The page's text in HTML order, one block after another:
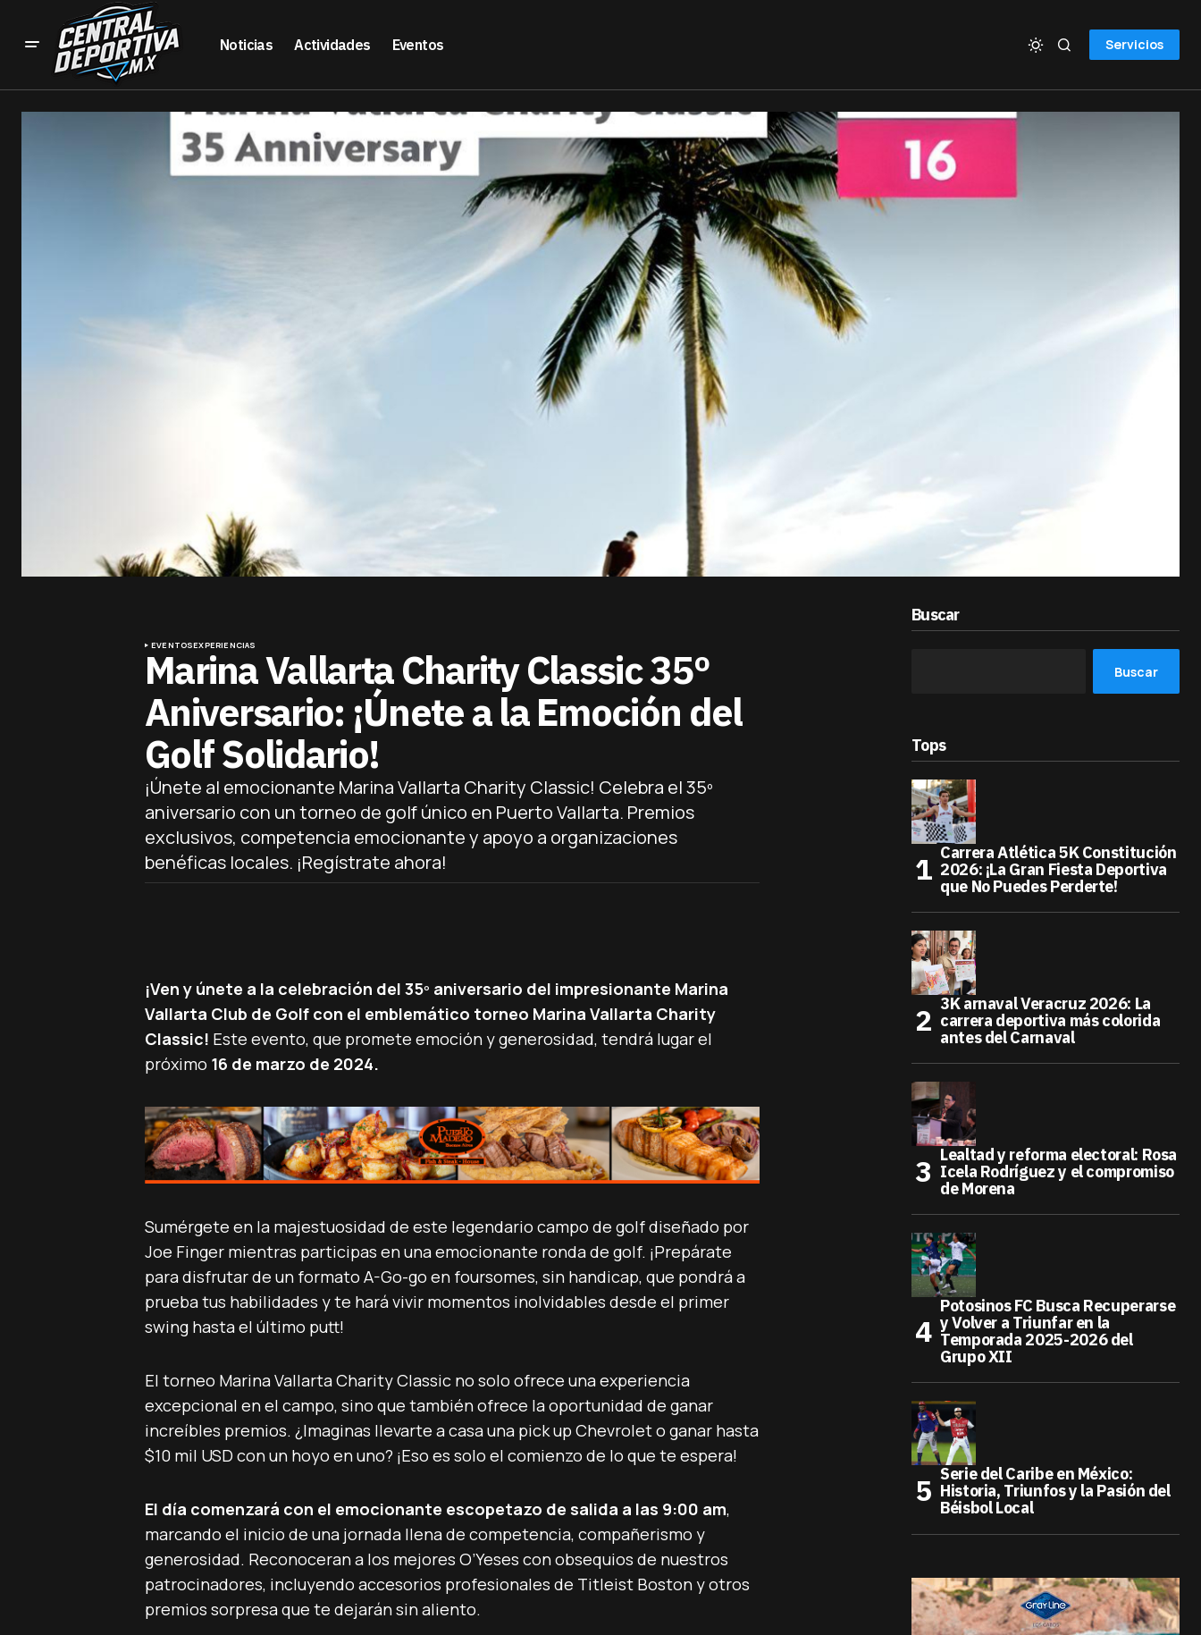
Noticias Actividades Eventos Servicios
EVENTOSEXPERIENCIAS
Marina Vallarta Charity Classic 35º
Aniversario: ¡Únete a la Emoción del
Golf Solidario!
¡Únete al emocionante Marina Vallarta Charity Classic! Celebra el 35º
aniversario con un torneo de golf único en Puerto Vallarta. Premios
exclusivos, competencia emocionante y apoyo a organizaciones
benéficas locales. ¡Regístrate ahora!
¡Ven y únete a la celebración del 35º aniversario del impresionante Marina
Vallarta Club de Golf con el emblemático torneo Marina Vallarta Charity
Classic! Este evento, que promete emoción y generosidad, tendrá lugar el
próximo 16 de marzo de 2024.
Sumérgete en la majestuosidad de este legendario campo de golf diseñado por
Joe Finger mientras participas en una emocionante ronda de golf. ¡Prepárate
para disfrutar de un formato A-Go-go en foursomes, sin handicap, que pondrá a
prueba tus habilidades y te hará vivir momentos inolvidables desde el primer
swing hasta el último putt!
El torneo Marina Vallarta Charity Classic no solo ofrece una experiencia
excepcional en el campo, sino que también ofrece la oportunidad de ganar
increíbles premios. ¿Imaginas llevarte a casa una pick up Chevrolet o ganar hasta
$10 mil USD con un hoyo en uno? ¡Eso es solo el comienzo de lo que te espera!
El día comenzará con el emocionante escopetazo de salida a las 9:00 am,
marcando el inicio de una jornada llena de competencia, compañerismo y
generosidad. Reconoceran a los mejores O’Yeses con obsequios de nuestros
patrocinadores, incluyendo accesorios profesionales de Titleist Boston y otros
premios sorpresa que te dejarán sin aliento.
Buscar
Buscar
Tops
Carrera Atlética 5K Constitución
2026: ¡La Gran Fiesta Deportiva
que No Puedes Perderte!
3K arnaval Veracruz 2026: La
carrera deportiva más colorida
antes del Carnaval
Lealtad y reforma electoral: Rosa
Icela Rodríguez y el compromiso
de Morena
Potosinos FC Busca Recuperarse
y Volver a Triunfar en la
Temporada 2025-2026 del
Grupo XII
Serie del Caribe en México:
Historia, Triunfos y la Pasión del
Béisbol Local